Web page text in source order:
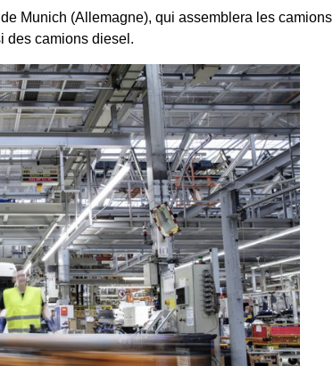
Munich (Allemagne), qui assemblera les camions
des camions diesel.